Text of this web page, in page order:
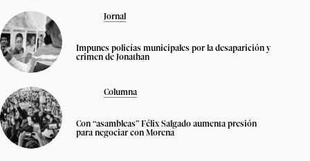
Jornal
Impunes policías municipales por la desaparición y
crimen de Jonathan
Columna
Con “asambleas” Félix Salgado aumenta presión
para negociar con Morena